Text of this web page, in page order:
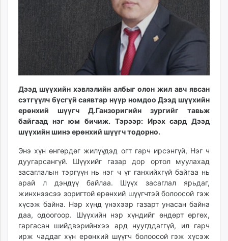
eagle.mn
ergelt.mn
zarig.mn
today.mn
zuv.mn
urlag.mn
unen.mn
asu.mn
shudarga.mn
shuurhai.mn
unuudur.mn
isee.mn
mglradio.com
fact.mn
itoim.mn
tumen.mn
shuum.mn
Дээд шүүхийн хэвлэлийн албыг олон жил авч явсан
сэтгүүлч бүсгүй саявтар нүүр номдоо Дээд шүүхийн
ерөнхий шүүгч Д.Ганзоригийн зургийг тавьж
байгаад нэг юм бичиж. Тэрээр: Ирэх сард Дээд
шүүхийн шинэ ерөнхий шүүгч тодорно.
Энэ хүн өнгөрдөг жилүүдэд огт гарч ирсэнгүй, Нэг ч
дуугарсангүй. Шүүхийг газар дор ортол муулахад
засаглалын тэргүүн нь нэг ч үг ганхийхгүй байгаа нь
арай л дэндүү байлаа. Шүүх засаглал ярьдаг,
жинхнээсээ зоригтой ерөнхий шүүгчтэй болоосой гэж
хүсэж байна. Нэр хүнд үнэхээр газарт унасан байна
даа, одоогоор. Шүүхийн нэр хүндийг өндөрт өргөх,
гаргасан шийдвэрийнхээ ард нуугддаггүй, ил гарч
ирж чаддаг хүн ерөнхий шүүгч болоосой гэж хүсэж